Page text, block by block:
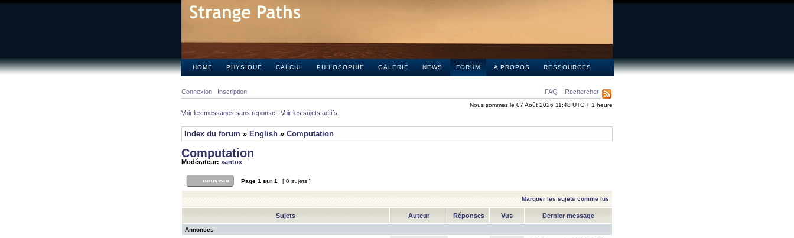
HOME PHYSIQUE CALCUL PHILOSOPHIE GALERIE NEWS FORUM A PROPOS RESSOURCES
FAQ Rechercher
Connexion Inscription
Nous sommes le 07 Août 2026 11:48 UTC + 1 heure
Voir les messages sans réponse | Voir les sujets actifs
Index du forum » English » Computation
Computation
Modérateur: xantox
Page 1 sur 1 [ 0 sujets ]
Marquer les sujets comme lus
Sujets Auteur Réponses Vus Dernier message
Annonces